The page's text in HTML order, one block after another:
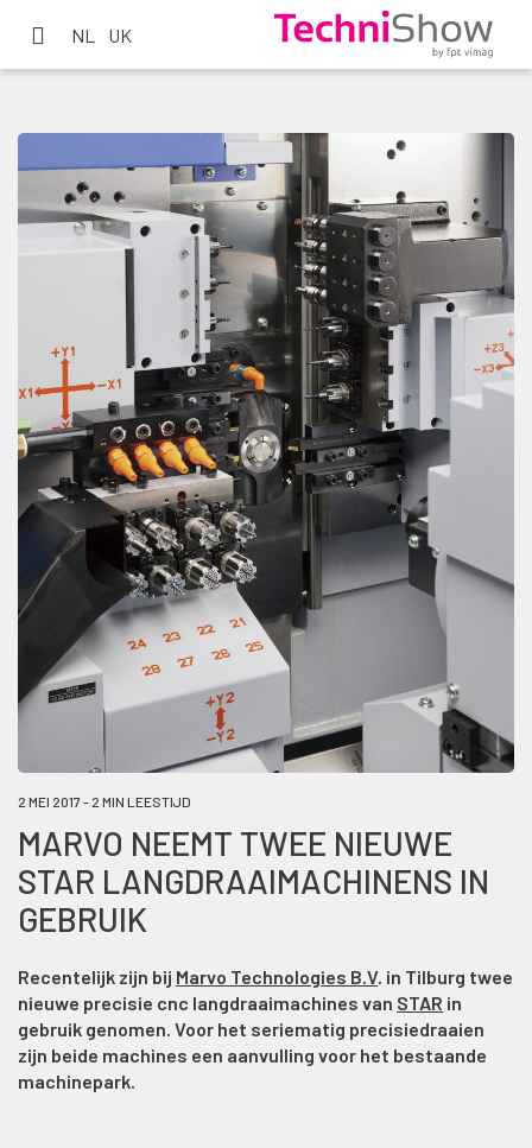
NL UK
2 MEI 2017 - 2 MIN LEESTIJD
MARVO NEEMT TWEE NIEUWE
STAR LANGDRAAIMACHINENS IN
GEBRUIK
Recentelijk zijn bij Marvo Technologies B.V. in Tilburg twee
nieuwe precisie cnc langdraaimachines van STAR in
gebruik genomen. Voor het seriematig precisiedraaien
zijn beide machines een aanvulling voor het bestaande
machinepark.